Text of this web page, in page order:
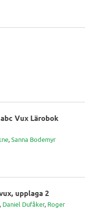
Vux Lärobok
,Sanna Bodemyr
upplaga 2
, Daniel Dufåker, Roger